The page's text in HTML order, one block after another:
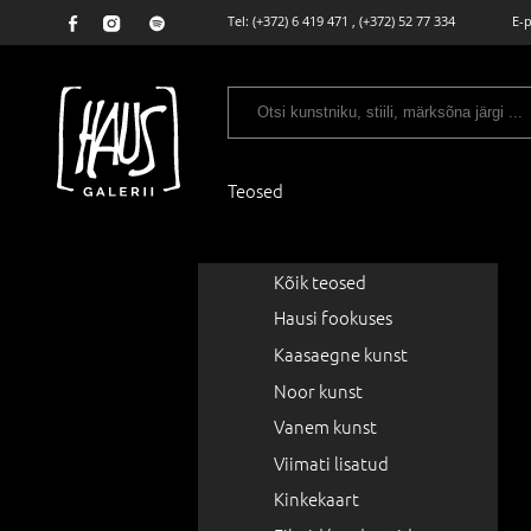
Tel: (+372) 6 419 471 , (+372) 52 77 334 E-
Teosed
Kõik teosed
Hausi fookuses
Kaasaegne kunst
Noor kunst
Vanem kunst
Viimati lisatud
Kinkekaart